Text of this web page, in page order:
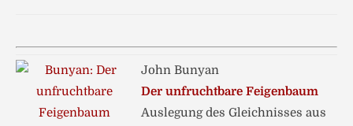
John Bunyan
Der unfruchtbare Feigenbaum
Auslegung des Gleichnisses aus